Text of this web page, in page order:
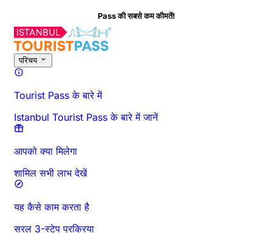
Pass की सबसे कम कीमतें!
परिचय
Tourist Pass के बारे में
Istanbul Tourist Pass के बारे में जानें
आपको क्या मिलेगा
शामिल सभी लाभ देखें
यह कैसे काम करता है
सरल 3-स्टेप प्रक्रिया